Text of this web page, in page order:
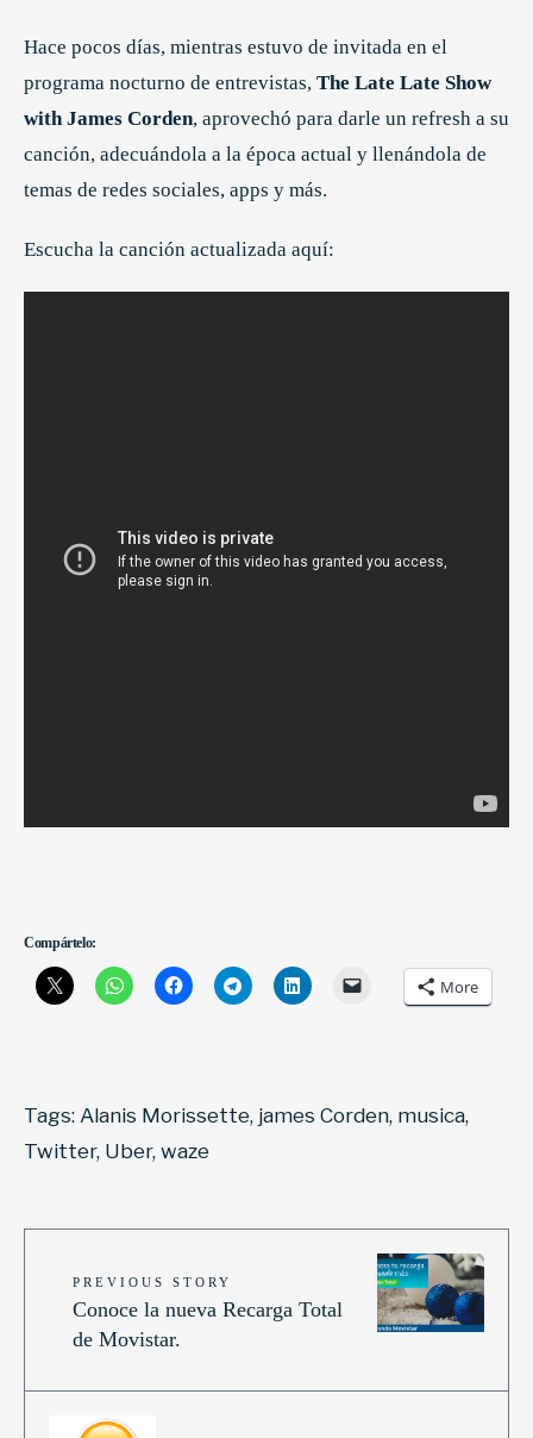
Hace pocos días, mientras estuvo de invitada en el
programa nocturno de entrevistas, The Late Late Show
with James Corden, aprovechó para darle un refresh a su
canción, adecuándola a la época actual y llenándola de
temas de redes sociales, apps y más.
Escucha la canción actualizada aquí:
Compártelo:
More
Tags: Alanis Morissette, james Corden, musica,
Twitter, Uber, waze
PREVIOUS STORY
Conoce la nueva Recarga Total
de Movistar.